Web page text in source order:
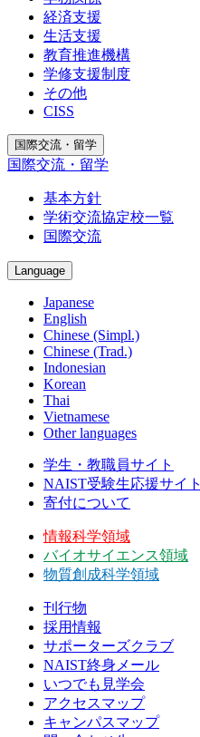
経済支援
生活支援
教育推進機構
学修支援制度
その他
CISS
国際交流・留学
国際交流・留学
基本方針
学術交流協定校一覧
国際交流
Language
Japanese
English
Chinese (Simpl.)
Chinese (Trad.)
Indonesian
Korean
Thai
Vietnamese
Other languages
学生・教職員サイト
NAIST受験生応援サイト
寄付について
情報科学領域
バイオサイエンス領域
物質創成科学領域
刊行物
採用情報
サポーターズクラブ
NAIST終身メール
いつでも見学会
アクセスマップ
キャンパスマップ